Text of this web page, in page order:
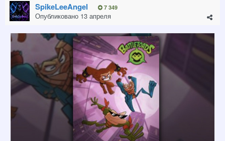
SpikeLeeAngel 7 349
Опубликовано 13 апреля